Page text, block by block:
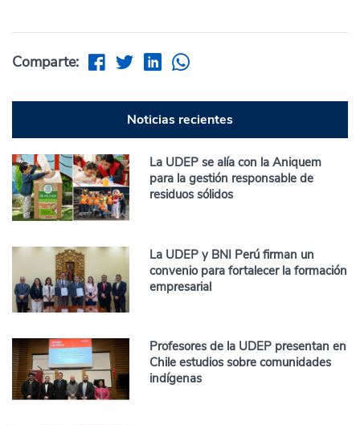
Comparte:
Noticias recientes
La UDEP se alía con la Aniquem
para la gestión responsable de
residuos sólidos
La UDEP y BNI Perú firman un
convenio para fortalecer la formación
empresarial
Profesores de la UDEP presentan en
Chile estudios sobre comunidades
indígenas